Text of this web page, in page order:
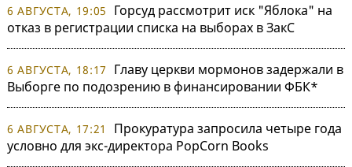
6 АВГУСТА, 19:05
Горсуд рассмотрит иск "Яблока" на
отказ в регистрации списка на выборах в ЗакС
6 АВГУСТА, 18:17
Главу церкви мормонов задержали в
Выборге по подозрению в финансировании ФБК*
6 АВГУСТА, 17:21
Прокуратура запросила четыре года
условно для экс-директора PopCorn Books